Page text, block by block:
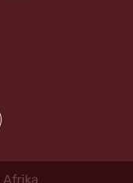
Afrika